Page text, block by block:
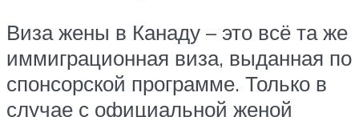
Виза жены в Канаду – это всё та же
иммиграционная виза, выданная по
спонсорской программе. Только в
случае с официальной женой